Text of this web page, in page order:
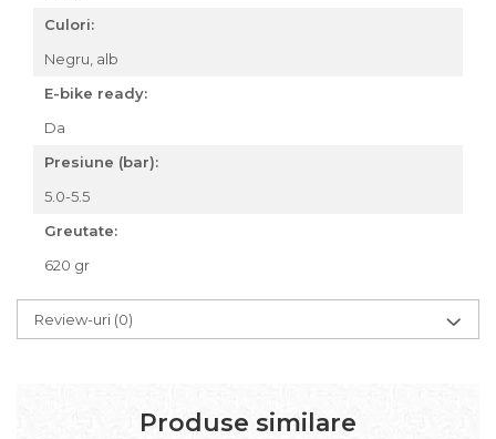
Manete tije telescopice
Tije fixe
Tubeless și soluții anti-pană
Amortizoare spate
Arcuri
Groupset
Culori:
Negru, alb
E-bike ready:
Da
Presiune (bar):
5.0-5.5
Greutate:
620 gr
Review-uri (0)
Produse similare